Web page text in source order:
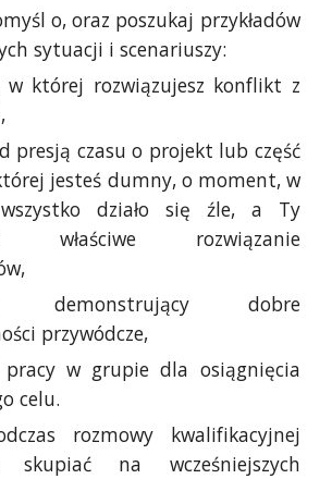
o, oraz poszukaj przykładów
sytuacji i scenariuszy:
w której rozwiązujesz konflikt z
presją czasu o projekt lub część
jesteś dumny, o moment, w
działo się źle, a Ty
właściwe rozwiązanie
demonstrujący dobre
przywódcze,
pracy w grupie dla osiągnięcia
celu.
rozmowy kwalifikacyjnej
na wcześniejszych